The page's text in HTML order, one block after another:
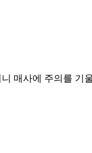
매사에 주의를 기